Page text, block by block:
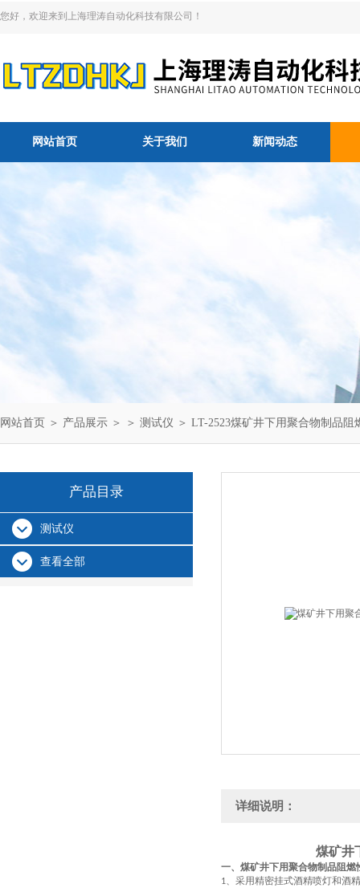
您好，欢迎来到上海理涛自动化科技有限公司！
网站首页 关于我们 新闻动态
网站首页 ＞ 产品展示 ＞ ＞ 测试仪 ＞ LT-2523煤矿井下用聚合物制品阻
产品目录
测试仪
查看全部
详细说明：
煤矿井
一、煤矿井下用聚合物制品阻燃
1、采用精密挂式酒精喷灯和酒